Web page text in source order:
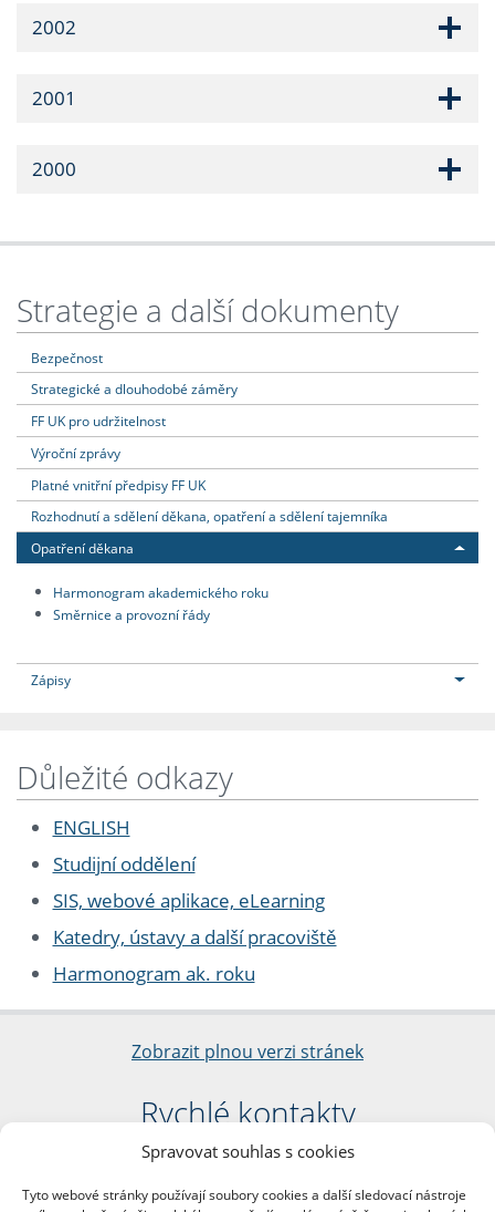
Spravovat souhlas s cookies
Tyto webové stránky používají soubory cookies a další sledovací nástroje
2002
2001
2000
Strategie a další dokumenty
Bezpečnost
Strategické a dlouhodobé záměry
FF UK pro udržitelnost
Výroční zprávy
Platné vnitřní předpisy FF UK
Rozhodnutí a sdělení děkana, opatření a sdělení tajemníka
Opatření děkana
Harmonogram akademického roku
Směrnice a provozní řády
Zápisy
Důležité odkazy
ENGLISH
Studijní oddělení
SIS, webové aplikace, eLearning
Katedry, ústavy a další pracoviště
Harmonogram ak. roku
Zobrazit plnou verzi stránek
Rychlé kontakty
Filozofická fakulta
nám. Jana Palacha 1/2